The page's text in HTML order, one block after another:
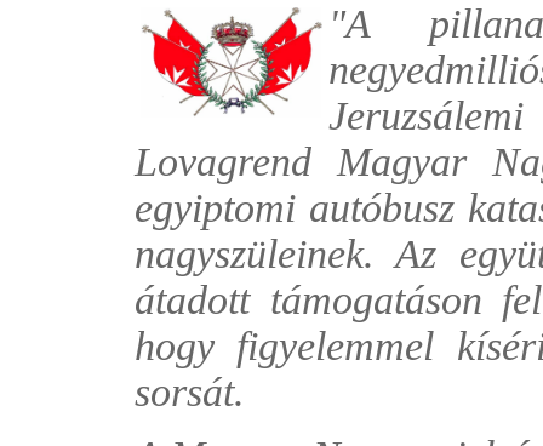
"A
Lovagrend Magyar
egyiptomi autóbusz
nagyszüleinek. Az
átadott támogatáson
hogy figyelemmel
sorsát.